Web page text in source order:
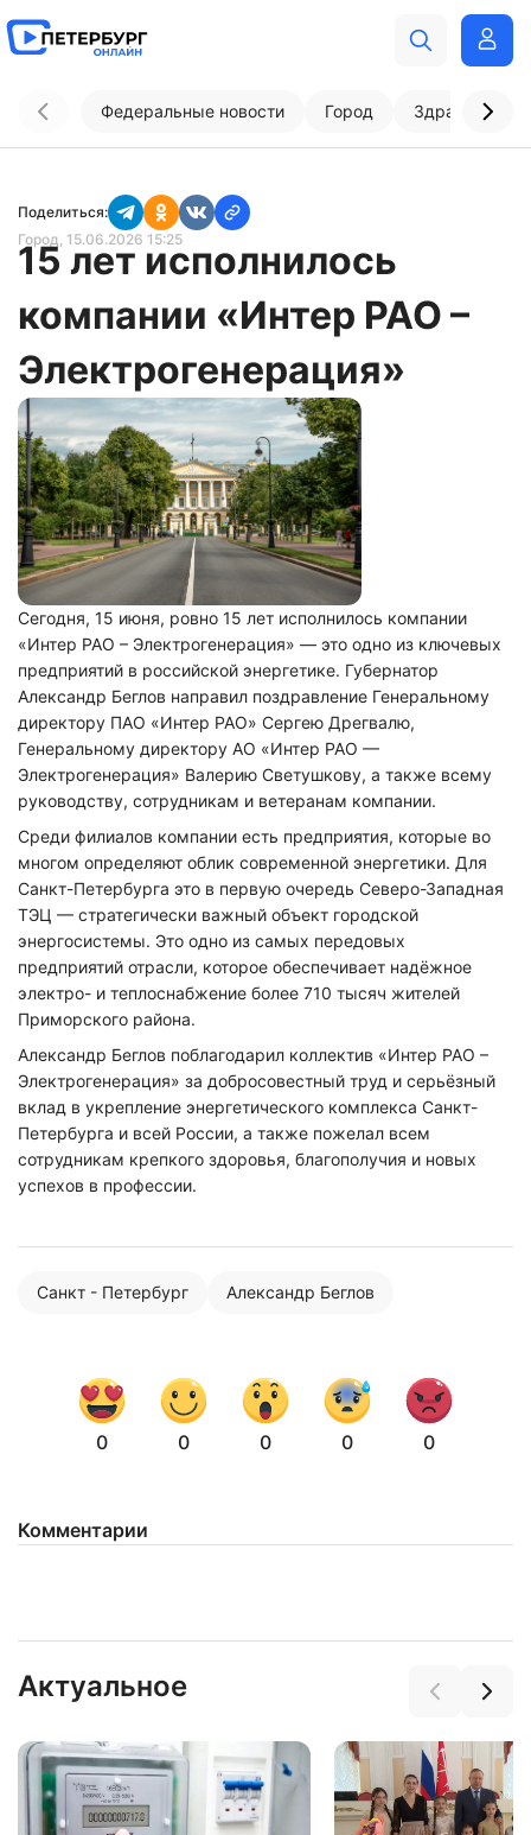
Федеральные новости Город
Поделиться:
Город, 15.06.2026 15:25
15 лет исполнилось
компании «Интер РАО –
Электрогенерация»
Сегодня, 15 июня, ровно 15 лет исполнилось компании
«Интер РАО – Электрогенерация» — это одно из ключевых
предприятий в российской энергетике. Губернатор
Александр Беглов направил поздравление Генеральному
директору ПАО «Интер РАО» Сергею Дрегвалю,
Генеральному директору АО «Интер РАО —
Электрогенерация» Валерию Светушкову, а также всему
руководству, сотрудникам и ветеранам компании.
Среди филиалов компании есть предприятия, которые во
многом определяют облик современной энергетики. Для
Санкт-Петербурга это в первую очередь Северо-Западная
ТЭЦ — стратегически важный объект городской
энергосистемы. Это одно из самых передовых
предприятий отрасли, которое обеспечивает надёжное
электро- и теплоснабжение более 710 тысяч жителей
Приморского района.
Александр Беглов поблагодарил коллектив «Интер РАО –
Электрогенерация» за добросовестный труд и серьёзный
вклад в укрепление энергетического комплекса Санкт-
Петербурга и всей России, а также пожелал всем
сотрудникам крепкого здоровья, благополучия и новых
успехов в профессии.
Санкт - Петербург Александр Беглов
0 0 0 0 0
Комментарии
Актуальное